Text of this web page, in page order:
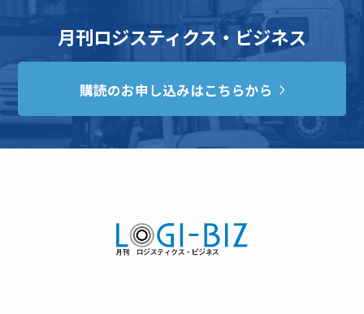
月刊ロジスティクス・ビジネス
購読のお申し込みはこちらから